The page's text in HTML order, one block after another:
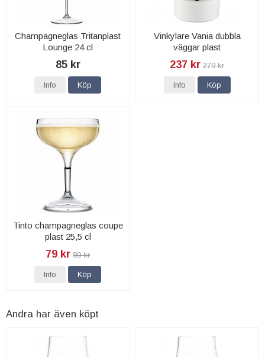
Champagneglas Tritanplast
Lounge 24 cl
85 kr
Info Köp
Vinkylare Vania dubbla
väggar plast
237 kr 279 kr
Info Köp
Tinto champagneglas coupe
plast 25,5 cl
79 kr 89 kr
Info Köp
Andra har även köpt